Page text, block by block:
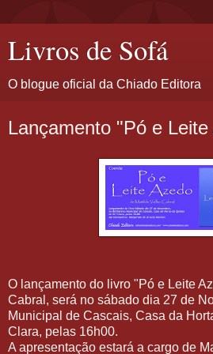
Livros de Sofá
O blogue oficial da Chiado Editora
Lançamento "Pó e Leite
O lançamento do livro "Pó e Leite
Cabral, será no sábado dia 27 de
Municipal de Cascais, Casa da
Clara, pelas 16h00.
A apresentação estará a cargo de